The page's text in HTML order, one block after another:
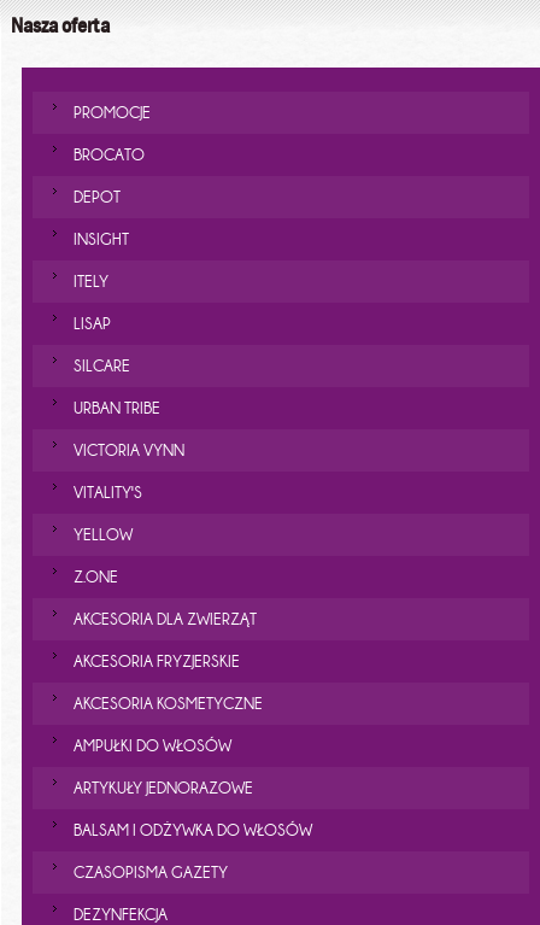
Nasza oferta
PROMOCJE
BROCATO
DEPOT
INSIGHT
ITELY
LISAP
SILCARE
URBAN TRIBE
VICTORIA VYNN
VITALITY'S
YELLOW
Z.ONE
AKCESORIA DLA ZWIERZĄT
AKCESORIA FRYZJERSKIE
AKCESORIA KOSMETYCZNE
AMPUŁKI DO WŁOSÓW
ARTYKUŁY JEDNORAZOWE
BALSAM I ODŻYWKA DO WŁOSÓW
CZASOPISMA GAZETY
DEZYNFEKCJA